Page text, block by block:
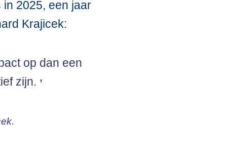
2025, een jaar
Krajicek:
op dan een
zijn.